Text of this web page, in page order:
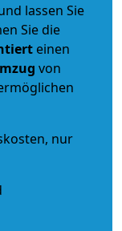
lassen Sie
Sie die
einen
von
nur